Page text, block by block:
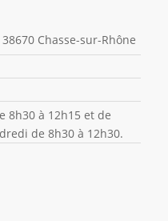
Chasse-sur-Rhône
8h30 à 12h15 et de
de 8h30 à 12h30.